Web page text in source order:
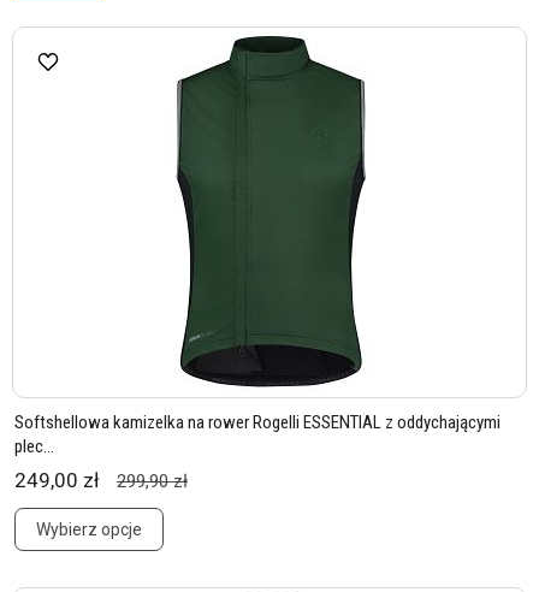
Softshellowa kamizelka na rower Rogelli ESSENTIAL z oddychającymi
plec...
249,00 zł 299,90 zł
Wybierz opcje